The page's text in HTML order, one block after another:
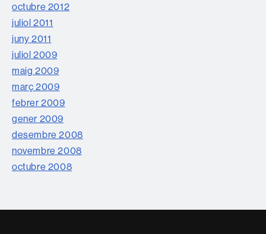
octubre 2012
juliol 2011
juny 2011
juliol 2009
maig 2009
març 2009
febrer 2009
gener 2009
desembre 2008
novembre 2008
octubre 2008